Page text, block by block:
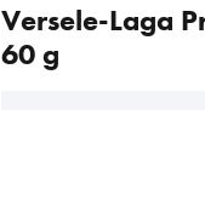
Versele-Laga
60 g